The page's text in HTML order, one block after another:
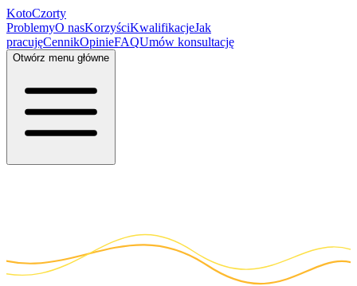
KotoCzorty
ProblemyO nasKorzyściKwalifikacjeJak
pracujęCennikOpinieFAQUmów konsultację
Otwórz menu główne